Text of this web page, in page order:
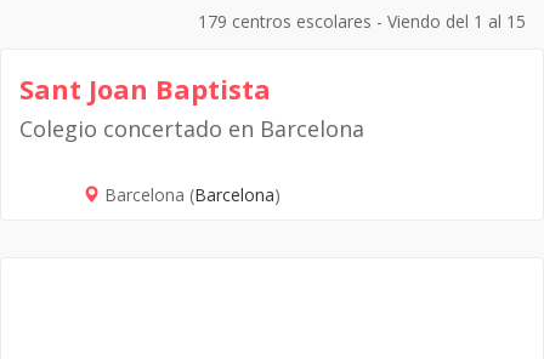
179 centros escolares - Viendo del 1 al 15
Sant Joan Baptista
Colegio concertado en Barcelona
Barcelona (Barcelona)